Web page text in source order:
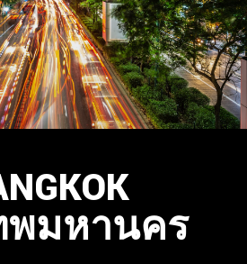
พมหานคร